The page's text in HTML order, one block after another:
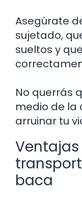
Asegúrate
sujetado,
sueltos y
No querrás
medio de la
arruinar tu
baca